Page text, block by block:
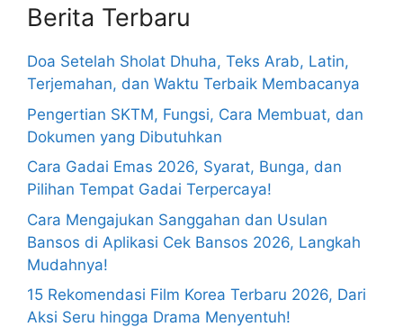
Berita Terbaru
Doa Setelah Sholat Dhuha, Teks Arab, Latin,
Terjemahan, dan Waktu Terbaik Membacanya
Pengertian SKTM, Fungsi, Cara Membuat, dan
Dokumen yang Dibutuhkan
Cara Gadai Emas 2026, Syarat, Bunga, dan
Pilihan Tempat Gadai Terpercaya!
Cara Mengajukan Sanggahan dan Usulan
Bansos di Aplikasi Cek Bansos 2026, Langkah
Mudahnya!
15 Rekomendasi Film Korea Terbaru 2026, Dari
Aksi Seru hingga Drama Menyentuh!